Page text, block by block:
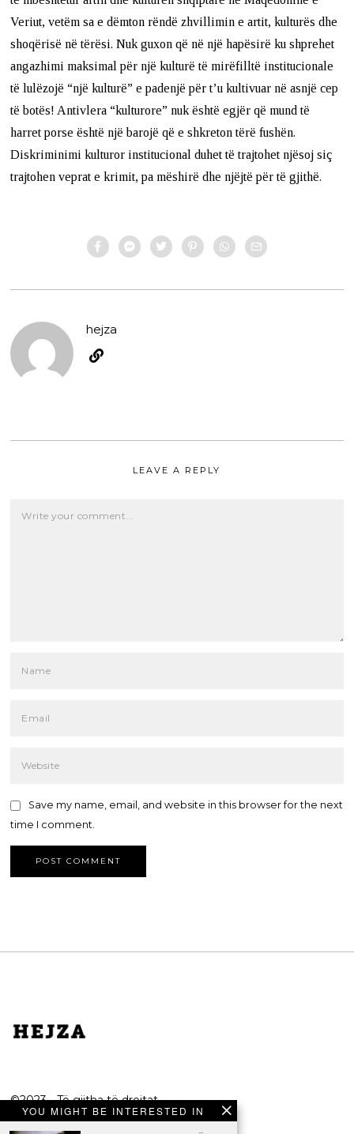
Veriut, vetëm sa e dëmton rëndë zhvillimin e artit, kulturës dhe
shoqërisë në tërësi. Nuk guxon që në një hapësirë ku shprehet
angazhimi maksimal për një kulturë të mirëfilltë institucionale
të lulëzojë “një kulturë” e padenjë për t’u kultivuar në asnjë cep
të botës! Antivlera “kulturore” nuk është egjër që mund të
harret porse është një barojë që e shkreton tërë fushën.
Diskriminimi kulturor institucional duhet të trajtohet njësoj siç
trajtohen veprat e krimit, pa mëshirë dhe njëjtë për të gjithë.
hejza
LEAVE A REPLY
Save my name, email, and website in this browser for the next
time I comment.
YOU MIGHT BE INTERESTED IN
©2023 - Të gjitha të drejtat
e rezervuara.